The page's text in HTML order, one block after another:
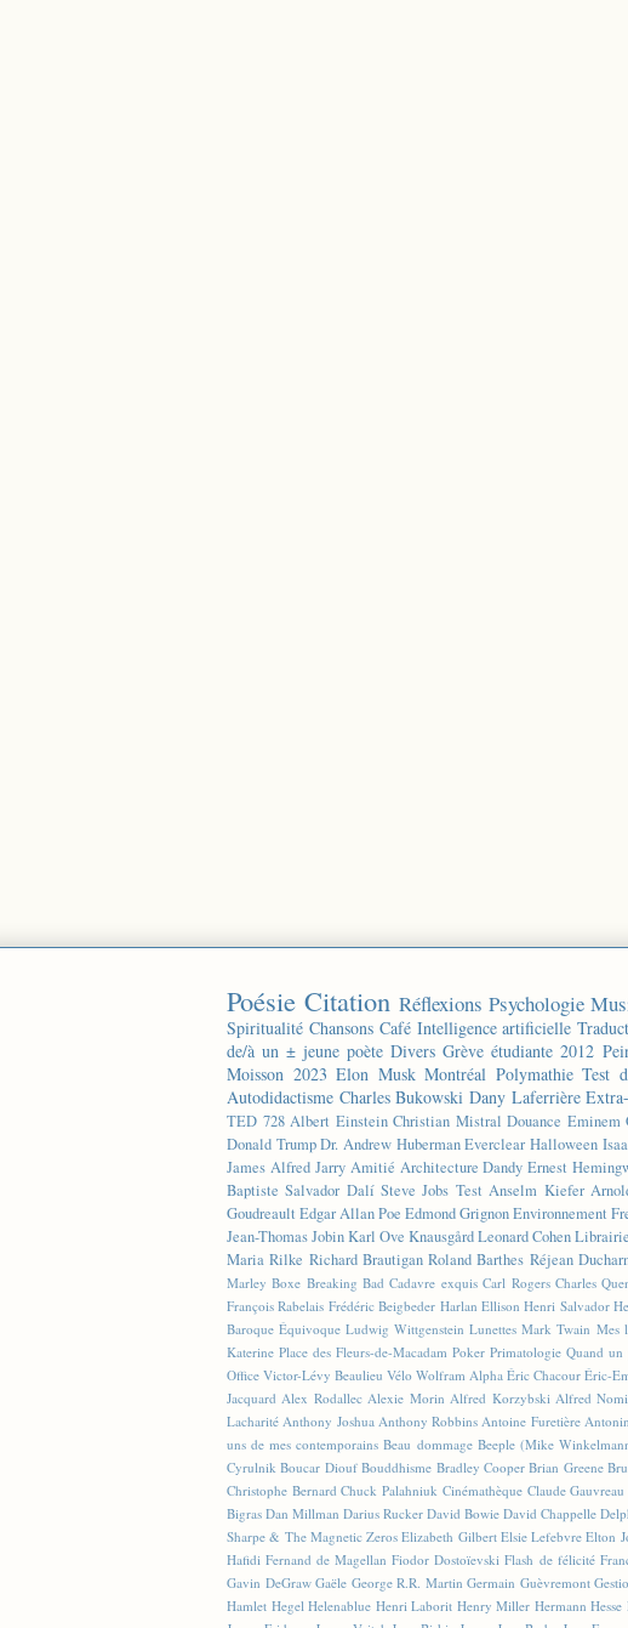
Poésie Citation Réflexions Psychologie
Spiritualité Chansons Café Intelligence artificielle
de/à un ± jeune poète Divers Grève étudiante 2012
Moisson 2023 Elon Musk Montréal Polymathie Test
Autodidactisme Charles Bukowski Dany Laferrière
TED 728 Albert Einstein Christian Mistral Douance Eminem
Donald Trump Dr. Andrew Huberman Everclear Halloween
James Alfred Jarry Amitié Architecture Dandy Ernest
Baptiste Salvador Dalí Steve Jobs Test Anselm Kiefer
Goudreault Edgar Allan Poe Edmond GrignonEnvironnement
Jean-Thomas JobinKarl Ove KnausgårdLeonard CohenLibrairie
Maria Rilke Richard Brautigan Roland Barthes Réjean
Marley Boxe Breaking Bad Cadavre exquis Carl Rogers Charles
François Rabelais Frédéric Beigbeder Harlan Ellison Henri Salvador
Baroque Équivoque Ludwig Wittgenstein Lunettes Mark Twain Mes
Katerine Place des Fleurs-de-Macadam Poker Primatologie Quand un
Office Victor-Lévy Beaulieu Vélo Wolfram Alpha Éric Chacour Éric-
Jacquard Alex Rodallec Alexie Morin Alfred Korzybski Alfred
Lacharité Anthony Joshua Anthony Robbins Antoine Furetière
uns de mes contemporains Beau dommage Beeple (Mike
Cyrulnik Boucar Diouf Bouddhisme Bradley Cooper Brian Greene
Christophe Bernard Chuck Palahniuk Cinémathèque Claude Gauvreau
Bigras Dan Millman Darius Rucker David Bowie David Chappelle
Sharpe & The Magnetic Zeros Elizabeth Gilbert Elsie Lefebvre Elton
Hafidi Fernand de Magellan Fiodor Dostoïevski Flash de félicité
Gavin DeGraw Gaële George R.R. Martin Germain Guèvremont
Hamlet Hegel Helenablue Henri Laborit Henry Miller Hermann Hesse